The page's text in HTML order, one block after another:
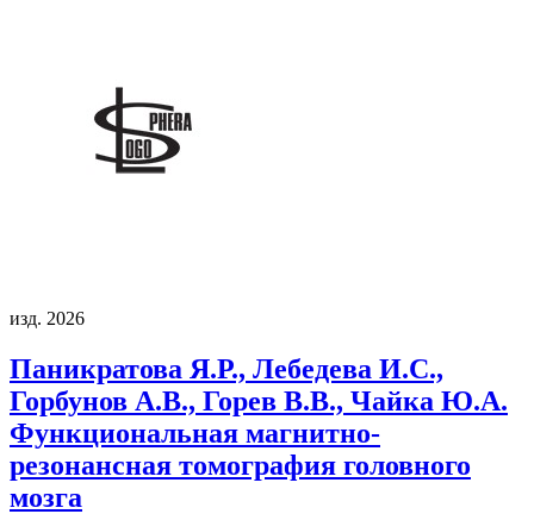
изд. 2026
Паникратова Я.Р., Лебедева И.С.,
Горбунов А.В., Горев В.В., Чайка Ю.А.
Функциональная магнитно-
резонансная томография головного
мозга